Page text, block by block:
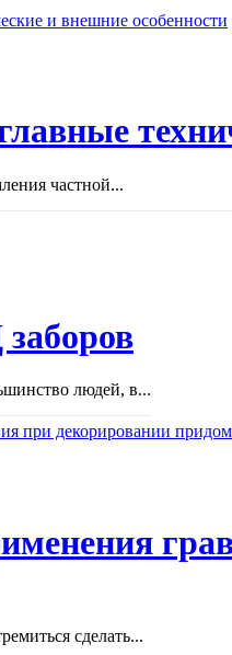
частной...
людей, в...
сделать...